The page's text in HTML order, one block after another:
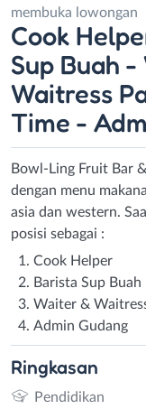
membuka lowongan
Cook
Sup Buah
Waitress
Time -
Bowl-Ling Fruit Bar
dengan menu
asia dan western.
posisi sebagai :
Cook Helper
Barista Sup Buah
Waiter &
Admin Gudang
Ringkasan
Pendidikan